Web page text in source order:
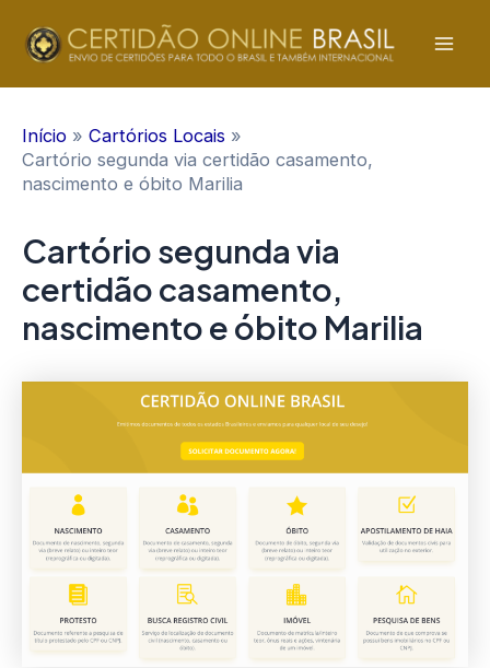
para
Início
Cartórios Locais
Cartório segunda via certidão casamento,
nascimento e óbito Marilia
Cartório segunda via
certidão casamento,
nascimento e óbito Marilia